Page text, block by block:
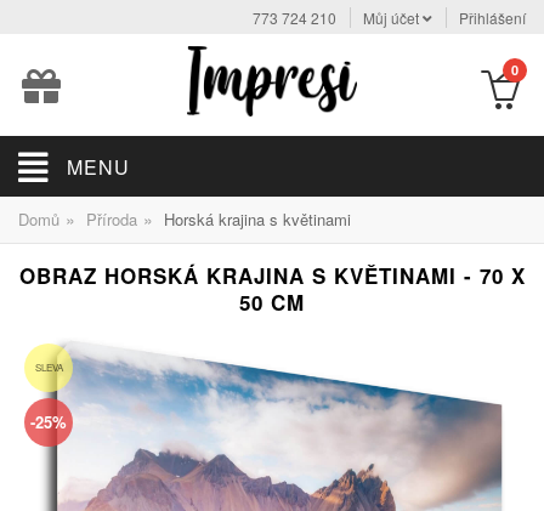
773 724 210 Můj účet Přihlášení
0
MENU
Domů » Příroda » Horská krajina s květinami
OBRAZ HORSKÁ KRAJINA S KVĚTINAMI - 70 X
50 CM
SLEVA
-25%